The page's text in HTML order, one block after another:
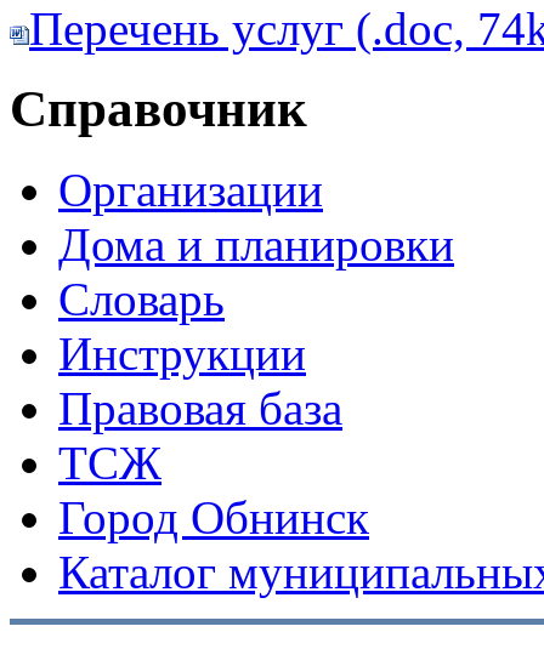
Перечень услуг (.doc,
Справочник
Организации
Дома и планировки
Словарь
Инструкции
Правовая база
ТСЖ
Город Обнинск
Каталог